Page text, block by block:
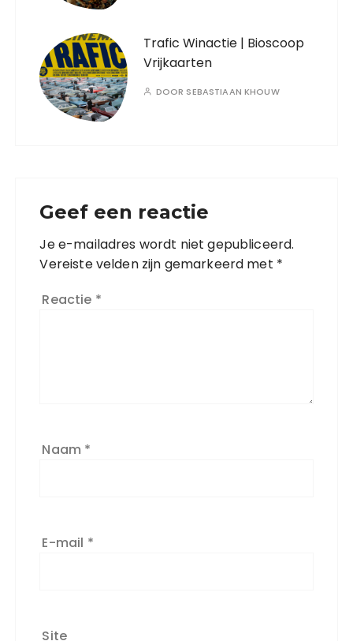
Trafic Winactie | Bioscoop
Vrijkaarten
DOOR SEBASTIAAN KHOUW
Geef een reactie
Je e-mailadres wordt niet gepubliceerd.
Vereiste velden zijn gemarkeerd met *
Reactie *
Naam *
E-mail *
Site